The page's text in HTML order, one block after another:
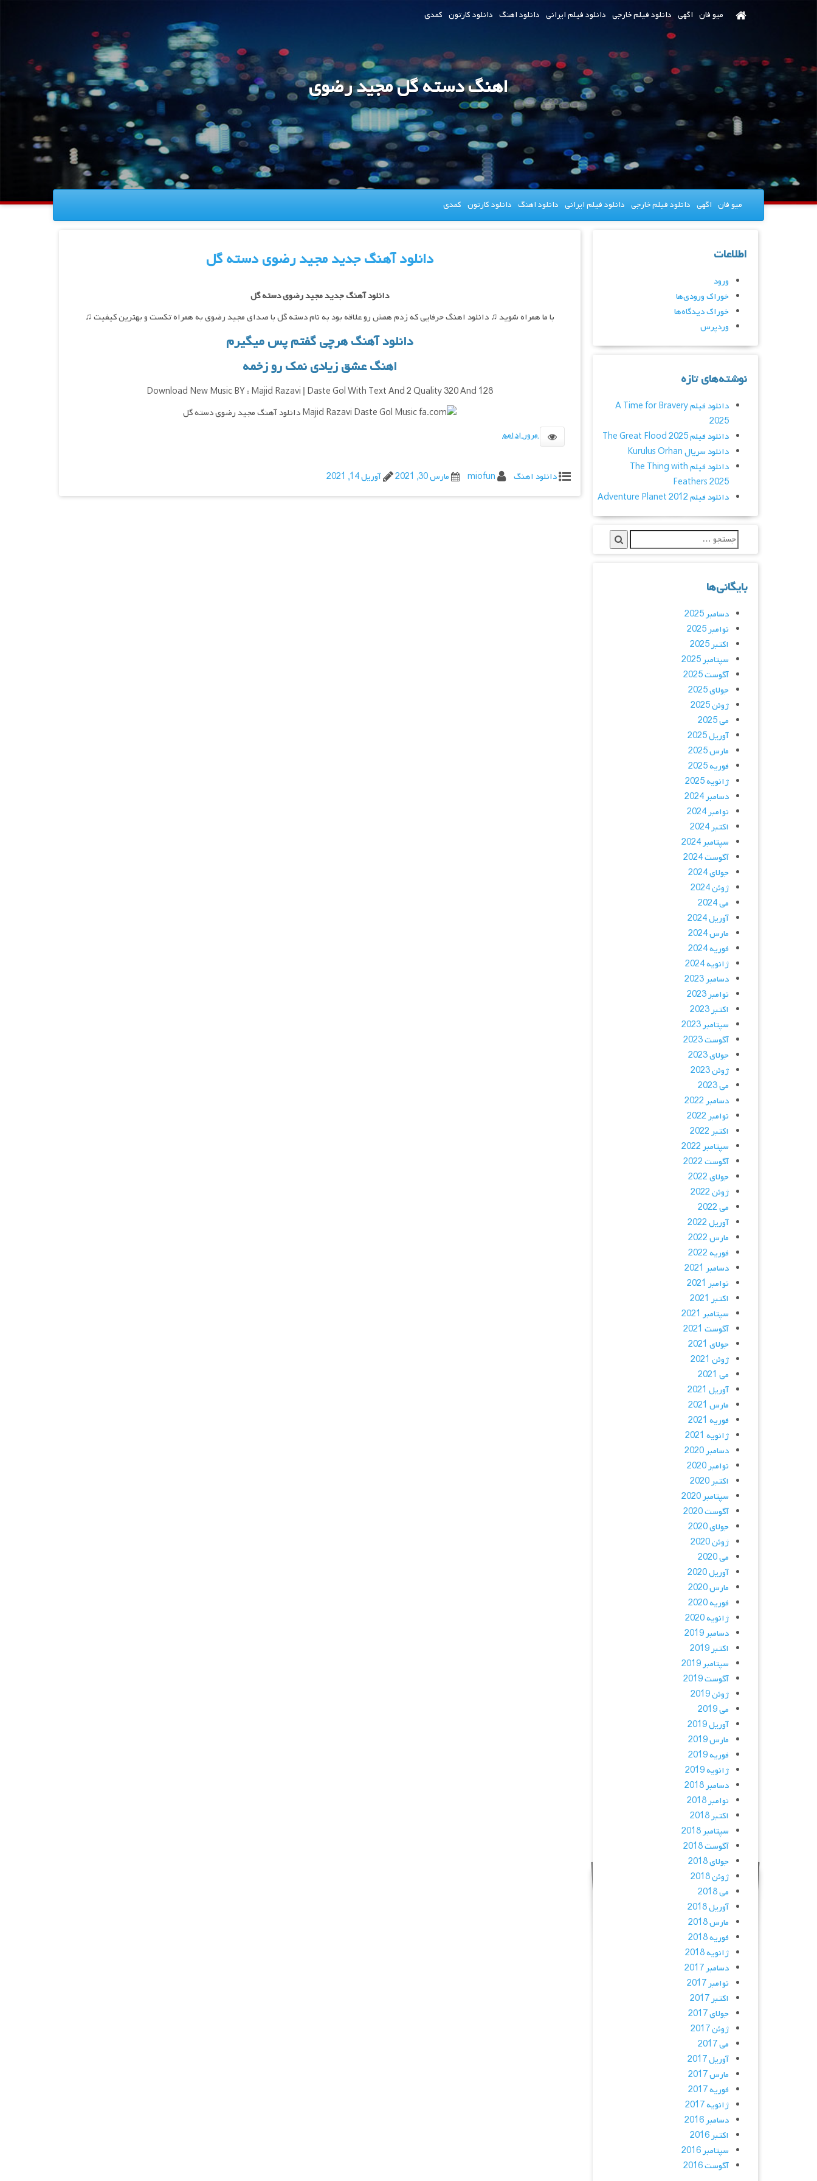
میو فان اگهی دانلود فیلم خارجی دانلود فیلم ایرانی دانلود اهنگ دانلود کارتون کمدی
اهنگ دسته گل مجید رضوی
میو فان اگهی دانلود فیلم خارجی دانلود فیلم ایرانی دانلود اهنگ دانلود کارتون کمدی
دانلود آهنگ جدید مجید رضوی دسته گل
دانلود آهنگ جدید مجید رضوی دسته گل
با ما همراه شوید ♫ دانلود اهنگ حرفایی که زدم همش رو علاقه بود به نام دسته گل با صدای مجید رضوی به همراه تکست و بهترین کیفیت ♫
دانلود آهنگ هرچی گفتم پس میگیرم
اهنگ عشق زیادی نمک رو زخمه
Download New Music BY : Majid Razavi | Daste Gol With Text And 2 Quality 320 And 128
مرور ادامه
دانلود اهنگ miofun مارس 30, 2021 آوریل 14, 2021
اطلاعات
ورود
خوراک ورودی‌ها
خوراک دیدگاه‌ها
وردپرس
نوشته‌های تازه
دانلود فیلم A Time for Bravery
2025
دانلود فیلم The Great Flood 2025
دانلود سریال Kurulus Orhan
دانلود فیلم The Thing with
Feathers 2025
دانلود فیلم Adventure Planet 2012
بایگانی‌ها
دسامبر 2025
نوامبر 2025
اکتبر 2025
سپتامبر 2025
آگوست 2025
جولای 2025
ژوئن 2025
می 2025
آوریل 2025
مارس 2025
فوریه 2025
ژانویه 2025
دسامبر 2024
نوامبر 2024
اکتبر 2024
سپتامبر 2024
آگوست 2024
جولای 2024
ژوئن 2024
می 2024
آوریل 2024
مارس 2024
فوریه 2024
ژانویه 2024
دسامبر 2023
نوامبر 2023
اکتبر 2023
سپتامبر 2023
آگوست 2023
جولای 2023
ژوئن 2023
می 2023
دسامبر 2022
نوامبر 2022
اکتبر 2022
سپتامبر 2022
آگوست 2022
جولای 2022
ژوئن 2022
می 2022
آوریل 2022
مارس 2022
فوریه 2022
دسامبر 2021
نوامبر 2021
اکتبر 2021
سپتامبر 2021
آگوست 2021
جولای 2021
ژوئن 2021
می 2021
آوریل 2021
مارس 2021
فوریه 2021
ژانویه 2021
دسامبر 2020
نوامبر 2020
اکتبر 2020
سپتامبر 2020
آگوست 2020
جولای 2020
ژوئن 2020
می 2020
آوریل 2020
مارس 2020
فوریه 2020
ژانویه 2020
دسامبر 2019
اکتبر 2019
سپتامبر 2019
آگوست 2019
ژوئن 2019
می 2019
آوریل 2019
مارس 2019
فوریه 2019
ژانویه 2019
دسامبر 2018
نوامبر 2018
اکتبر 2018
سپتامبر 2018
آگوست 2018
جولای 2018
ژوئن 2018
می 2018
آوریل 2018
مارس 2018
فوریه 2018
ژانویه 2018
دسامبر 2017
نوامبر 2017
اکتبر 2017
جولای 2017
ژوئن 2017
می 2017
آوریل 2017
مارس 2017
فوریه 2017
ژانویه 2017
دسامبر 2016
اکتبر 2016
سپتامبر 2016
آگوست 2016